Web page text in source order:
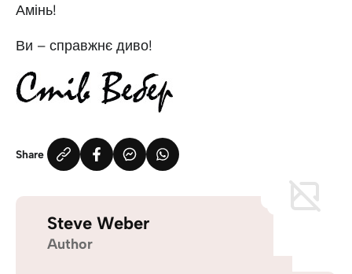
Амінь!
Ви – справжнє диво!
Share
Steve Weber
Author